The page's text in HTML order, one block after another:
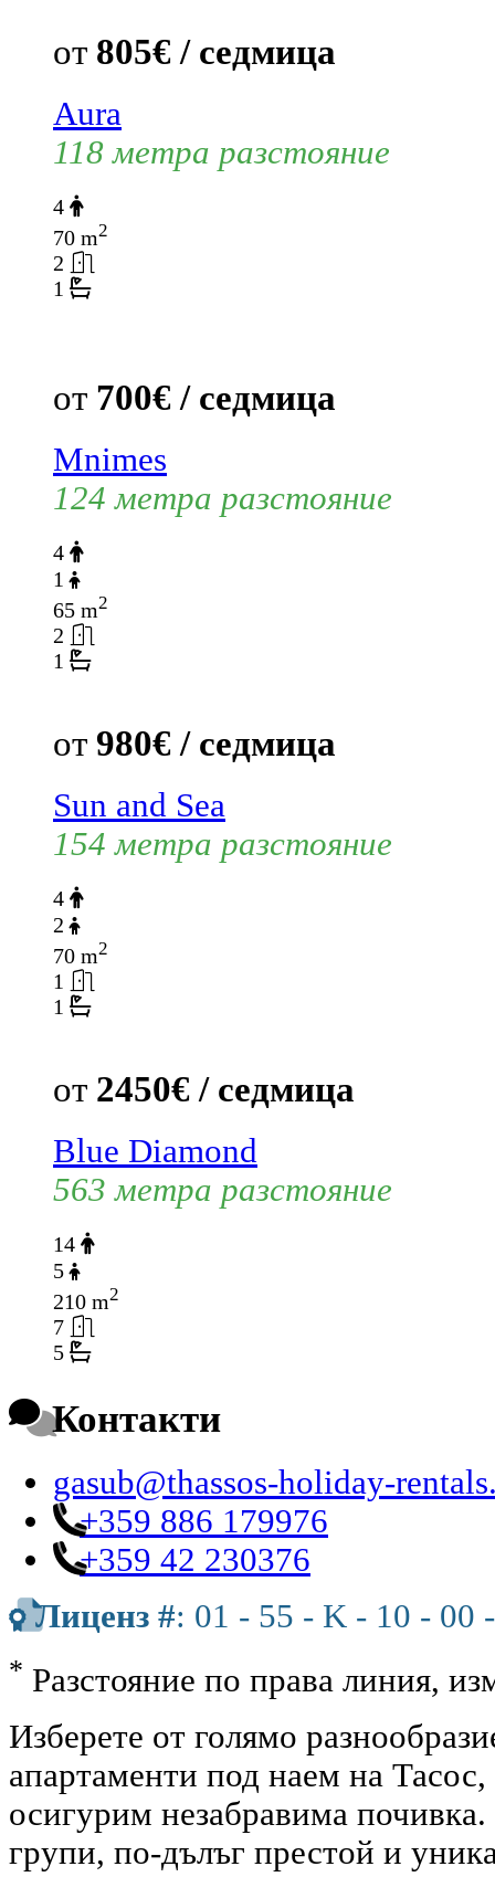
от 805€ / седмица
Aura
118 метра разстояние
4
70 m2
2
1
от 700€ / седмица
Mnimes
124 метра разстояние
4
1
65 m2
2
1
от 980€ / седмица
Sun and Sea
154 метра разстояние
4
2
70 m2
1
1
от 2450€ / седмица
Blue Diamond
563 метра разстояние
14
5
210 m2
7
5
Контакти
gasub@thassos-holiday-
+359 886 179976
+359 42 230376
Лиценз #: 01 - 55 - K - 10 - 00
* Разстояние по права линия,
Изберете от голямо
апартаменти под наем на
осигурим незабравима
групи, по-дълъг престой и